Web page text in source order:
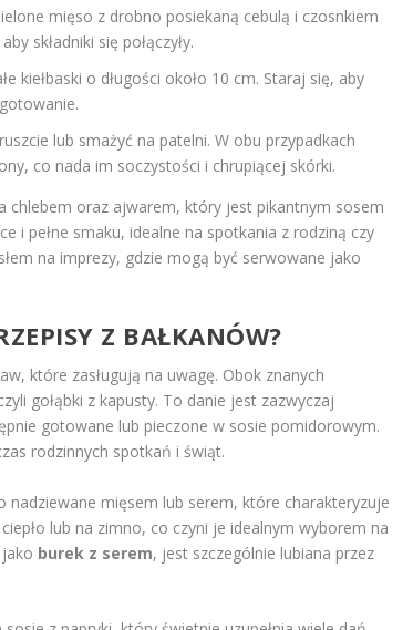
mięso z drobno posiekaną cebulą i czosnkiem
składniki się połączyły.
kiełbaski o długości około 10 cm. Staraj się, aby
lub smażyć na patelni. W obu przypadkach
co nada im soczystości i chrupiącej skórki.
chlebem oraz ajwarem, który jest pikantnym sosem
i pełne smaku, idealne na spotkania z rodziną czy
na imprezy, gdzie mogą być serwowane jako
Z BAŁKANÓW?
które zasługują na uwagę. Obok znanych
gołąbki z kapusty. To danie jest zazwyczaj
gotowane lub pieczone w sosie pomidorowym.
rodzinnych spotkań i świąt.
nadziewane mięsem lub serem, które charakteryzuje
lub na zimno, co czyni je idealnym wyborem na
burek z serem, jest szczególnie lubiana przez